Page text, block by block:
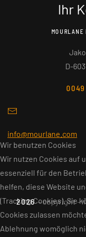
Ihr
MOURLANE
D-
info@mourlane.com
2026 - copyright -
Wir benutzen Cookies
Wir nutzen Cookies auf
essenziell für den
helfen, diese Website
(Tracking Cookies). Sie
Cookies zulassen
Ablehnung womöglich